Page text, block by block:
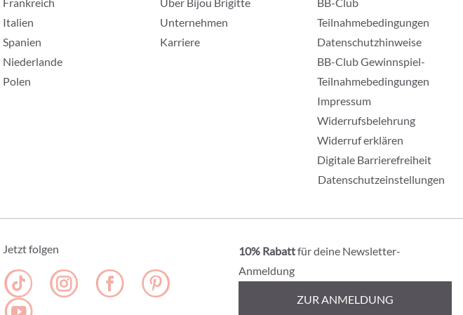
Italien
Spanien
Niederlande
Polen
Unternehmen
Karriere
Teilnahmebedingungen
Datenschutzhinweise
BB-Club Gewinnspiel-
Teilnahmebedingungen
Impressum
Widerrufsbelehrung
Widerruf erklären
Digitale Barrierefreiheit
Datenschutzeinstellungen
Jetzt folgen 10% Rabattfür deine Newsletter-
Anmeldung
ZUR ANMELDUNG